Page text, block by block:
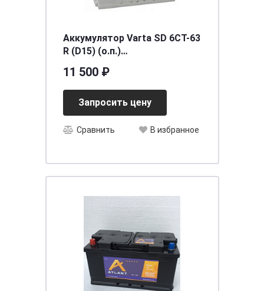
Аккумулятор Varta SD 6CT-63
R (D15) (о.п.)
11 500 ₽
Запросить цену
Сравнить В избранное